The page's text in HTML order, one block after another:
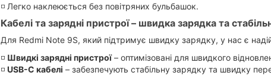
◽️ Легко наклеюється без повітряних бульбашок.
Кабелі та зарядні пристрої – швидка зарядка та
Для Redmi Note 9S, який підтримує швидку зарядку, у нас є
◽️ Швидкі зарядні пристрої– оптимізовані для швидкого
◽️ USB-C кабелі – забезпечують стабільну зарядку та швидку